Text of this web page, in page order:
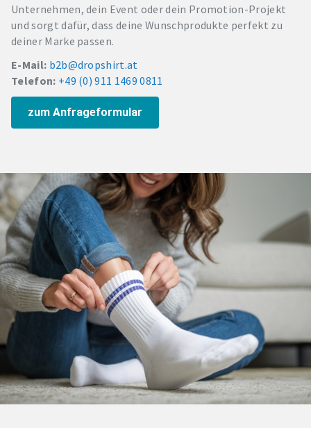
Unternehmen, dein Event oder dein Promotion-Projekt
und sorgt dafür, dass deine Wunschprodukte perfekt zu
deiner Marke passen.
E-Mail: b2b@dropshirt.at
Telefon: +49 (0) 911 1469 0811
zum Anfrageformular